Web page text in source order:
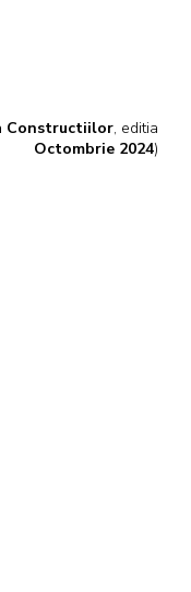
Constructiilor, editia
Octombrie 2024)